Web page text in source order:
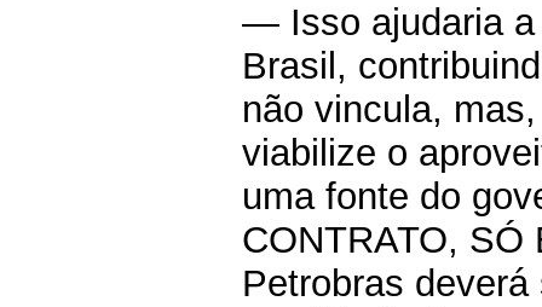
— Isso ajudaria a
Brasil,
não vincula,
viabilize o
uma fonte do
CONTRATO,
Petrobras